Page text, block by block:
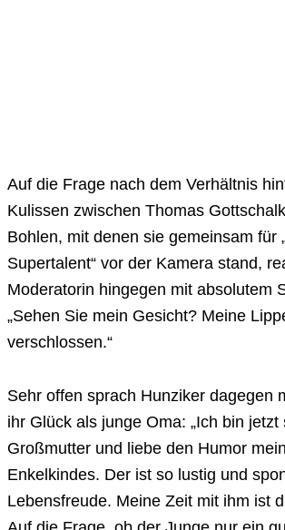
Auf die Frage nach dem Verhältnis
Kulissen zwischen Thomas
Bohlen, mit denen sie gemeinsam für
Supertalent“ vor der Kamera stand,
Moderatorin hingegen mit absolutem
„Sehen Sie mein Gesicht? Meine
verschlossen.“
Sehr offen sprach Hunziker dagegen
ihr Glück als junge Oma: „Ich bin jetzt
Großmutter und liebe den Humor
Enkelkindes. Der ist so lustig und
Lebensfreude. Meine Zeit mit ihm ist